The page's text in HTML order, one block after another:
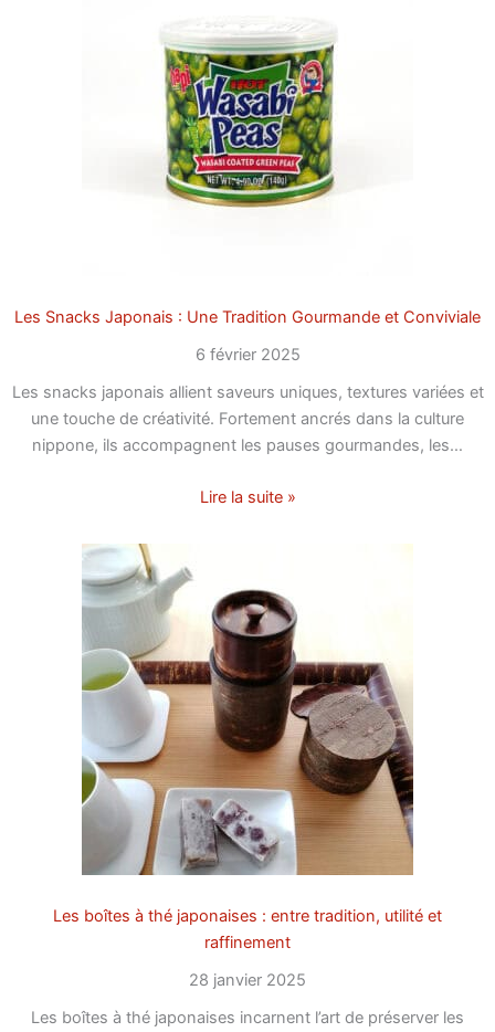
Les Snacks Japonais : Une Tradition Gourmande et Conviviale
6 février 2025
Les snacks japonais allient saveurs uniques, textures variées et
une touche de créativité. Fortement ancrés dans la culture
nippone, ils accompagnent les pauses gourmandes, les…
Lire la suite »
Les boîtes à thé japonaises : entre tradition, utilité et
raffinement
28 janvier 2025
Les boîtes à thé japonaises incarnent l’art de préserver les